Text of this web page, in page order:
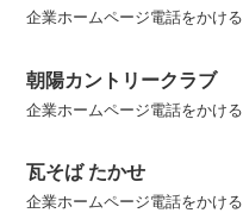
企業ホームページ電話をかける
朝陽カントリークラブ
企業ホームページ電話をかける
瓦そば たかせ
企業ホームページ電話をかける